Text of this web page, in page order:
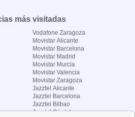
más visitadas
Vodafone Zaragoza
Movistar Alicante
Movistar Barcelona
Movistar Madrid
Movistar Murcia
Movistar Valencia
Movistar Zaragoza
Jazztel Alicante
Jazztel Barcelona
Jazztel Bilbao
Jazztel Córdoba